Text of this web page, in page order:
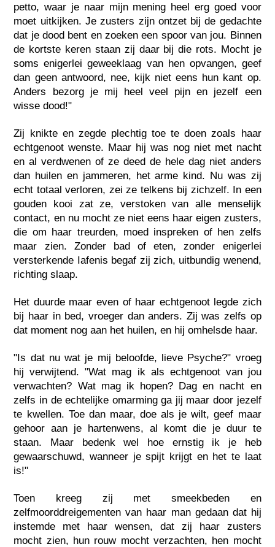
petto, waar je naar mijn mening heel erg goed voor
moet uitkijken. Je zusters zijn ontzet bij de gedachte
dat je dood bent en zoeken een spoor van jou. Binnen
de kortste keren staan zij daar bij die rots. Mocht je
soms enigerlei geweeklaag van hen opvangen, geef
dan geen antwoord, nee, kijk niet eens hun kant op.
Anders bezorg je mij heel veel pijn en jezelf een
wisse dood!"
Zij knikte en zegde plechtig toe te doen zoals haar
echtgenoot wenste. Maar hij was nog niet met nacht
en al verdwenen of ze deed de hele dag niet anders
dan huilen en jammeren, het arme kind. Nu was zij
echt totaal verloren, zei ze telkens bij zichzelf. In een
gouden kooi zat ze, verstoken van alle menselijk
contact, en nu mocht ze niet eens haar eigen zusters,
die om haar treurden, moed inspreken of hen zelfs
maar zien. Zonder bad of eten, zonder enigerlei
versterkende Iafenis begaf zij zich, uitbundig wenend,
richting slaap.
Het duurde maar even of haar echtgenoot legde zich
bij haar in bed, vroeger dan anders. Zij was zelfs op
dat moment nog aan het huilen, en hij omhelsde haar.
"Is dat nu wat je mij beloofde, lieve Psyche?" vroeg
hij verwijtend. "Wat mag ik als echtgenoot van jou
verwachten? Wat mag ik hopen? Dag en nacht en
zelfs in de echtelijke omarming ga jij maar door jezelf
te kwellen. Toe dan maar, doe als je wilt, geef maar
gehoor aan je hartenwens, al komt die je duur te
staan. Maar bedenk wel hoe ernstig ik je heb
gewaarschuwd, wanneer je spijt krijgt en het te laat
is!"
Toen kreeg zij met smeekbeden en
zelfmoorddreigementen van haar man gedaan dat hij
instemde met haar wensen, dat zij haar zusters
mocht zien, hun rouw mocht verzachten, hen mocht